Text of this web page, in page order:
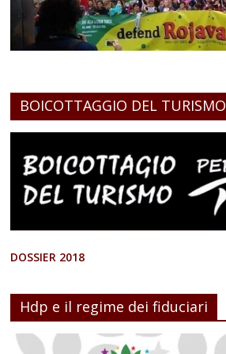
BOICOTTAGGIO DEL TURISMO
DOSSIER 2018
Hdp e il regime dei fiduciari